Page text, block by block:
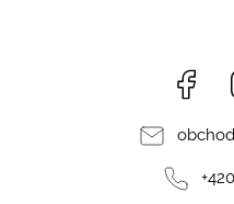
obchod